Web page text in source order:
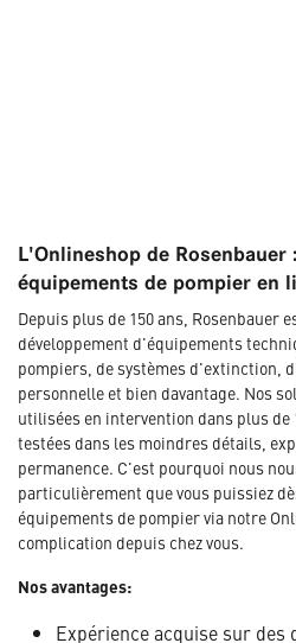
L'Onlineshop de Rosenbauer
équipements de pompier en
Depuis plus de 150 ans, Rosenbauer
développement d'équipements
pompiers, de systèmes d'extinction,
personnelle et bien davantage. Nos
utilisées en intervention dans plus de
testées dans les moindres détails,
permanence. C'est pourquoi nous
particulièrement que vous puissiez
équipements de pompier via notre
complication depuis chez vous.
Nos avantages:
Expérience acquise sur des